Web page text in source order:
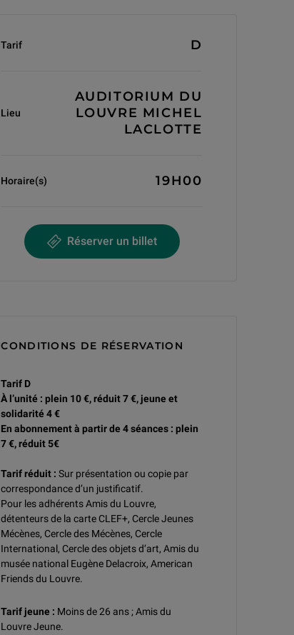
Tarif
D
Lieu
AUDITORIUM DU
LOUVRE MICHEL
LACLOTTE
Horaire(s) 19H00
Réserver un billet
CONDITIONS DE RÉSERVATION
Tarif D
À l’unité : plein 10 €, réduit 7 €, jeune et
solidarité 4 €
En abonnement à partir de 4 séances : plein
7 €, réduit 5€
Tarif réduit : Sur présentation ou copie par
correspondance d’un justificatif.
Pour les adhérents Amis du Louvre,
détenteurs de la carte CLEF+, Cercle Jeunes
Mécènes, Cercle des Mécènes, Cercle
International, Cercle des objets d’art, Amis du
musée national Eugène Delacroix, American
Friends du Louvre.
Tarif jeune : Moins de 26 ans ; Amis du
Louvre Jeune.